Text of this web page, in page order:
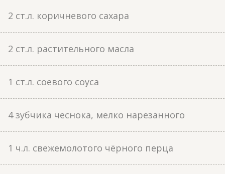
2 ст.л. коричневого сахара
2 ст.л. растительного масла
1 ст.л. соевого соуса
4 зубчика чеснока, мелко нарезанного
1 ч.л. свежемолотого чёрного перца